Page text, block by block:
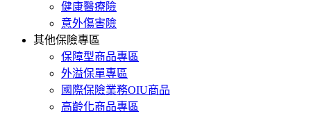
健康醫療險
意外傷害險
其他保險專區
保障型商品專區
外溢保單專區
國際保險業務OIU商品
高齡化商品專區